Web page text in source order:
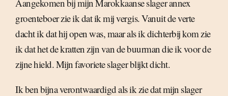
Aangekomen bij mijn Marokkaanse slager annex
groenteboer zie ik dat ik mij vergis. Vanuit de verte
dacht ik dat hij open was, maar als ik dichterbij kom zie
ik dat het de kratten zijn van de buurman die ik voor de
zijne hield. Mijn favoriete slager blijkt dicht.
Ik ben bijna verontwaardigd als ik zie dat mijn slager